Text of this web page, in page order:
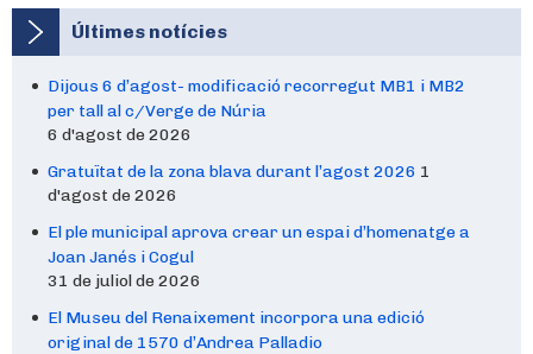
Últimes notícies
Dijous 6 d’agost- modificació recorregut MB1 i MB2
per tall al c/Verge de Núria
6 d'agost de 2026
Gratuïtat de la zona blava durant l’agost 2026 1
d'agost de 2026
El ple municipal aprova crear un espai d’homenatge a
Joan Janés i Cogul
31 de juliol de 2026
El Museu del Renaixement incorpora una edició
original de 1570 d’Andrea Palladio